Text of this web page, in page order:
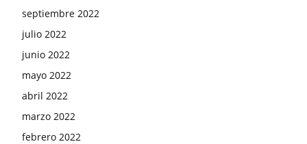
septiembre 2022
julio 2022
junio 2022
mayo 2022
abril 2022
marzo 2022
febrero 2022